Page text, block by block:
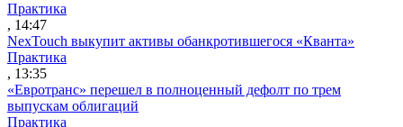
Практика
, 14:47
NexTouch выкупит активы обанкротившегося «Кванта»
Практика
, 13:35
«Евротранс» перешел в полноценный дефолт по трем
выпускам облигаций
Практика